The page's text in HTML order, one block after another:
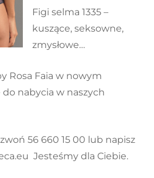
Figi selma 1335 –
kuszące, seksowne,
zmysłowe…
Rosa Faia w nowym
nabycia w naszych
56 660 15 00 lub napisz
Jesteśmy dla Ciebie.